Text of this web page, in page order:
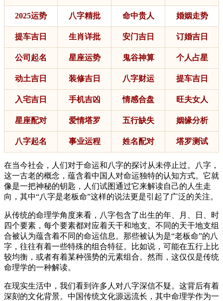
2025运势 八字精批 命中贵人 婚姻走势
提车吉日 生肖详批 安门吉日 订婚吉日
公司起名 星座运势 鬼谷神算 个人占星
动土吉日 装修吉日 八字财运 提车吉日
入宅吉日 手机吉凶 情感合盘 旺夫女人
星座配对 爱情塔罗 五行缺失 姻缘分析
八字起名 事业运程 姓名配对 塔罗测试
在当今社会，人们对于命运和八字的探讨从未停止过。八字，
这一古老的概念，蕴含着中国人对命运独特的认知方式。它就
像是一把神秘的钥匙，人们试图通过它来解读自己的人生走
向，其中“八字是老板命”这样的说法更是引起了广泛的关注。
从传统的命理学角度来看，八字包含了出生的年、月、日、时
四个要素，每个要素都对应着天干和地支。不同的天干地支组
合被认为蕴含着不同的命运信息。那些被认为是“老板命”的八
字，往往有着一些特殊的组合特征。比如说，可能在五行上比
较均衡，或者有着某种强势的元素组合。然而，这仅仅是传统
命理学的一种解读。
在现实生活中，我们看到许多人对八字深信不疑。这背后有着
深刻的文化背景。中国传统文化源远流长，其中命理学作为一